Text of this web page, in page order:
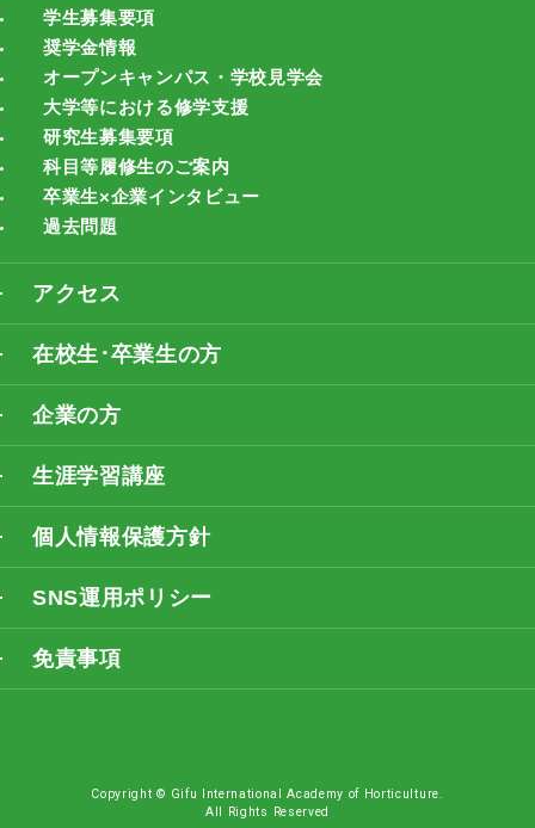
学生募集要項
奨学金情報
オープンキャンパス・学校見学会
大学等における修学支援
研究生募集要項
科目等履修生のご案内
卒業生×企業インタビュー
過去問題
アクセス
在校生･卒業生の方
企業の方
生涯学習講座
個人情報保護方針
SNS運用ポリシー
免責事項
Copyright © Gifu International Academy of Horticulture.
All Rights Reserved